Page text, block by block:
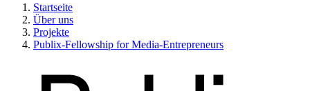
Startseite
Über uns
Projekte
Publix-Fellowship for Media-Entrepreneurs